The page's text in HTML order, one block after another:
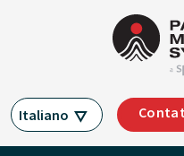
Navigazione
Italiano